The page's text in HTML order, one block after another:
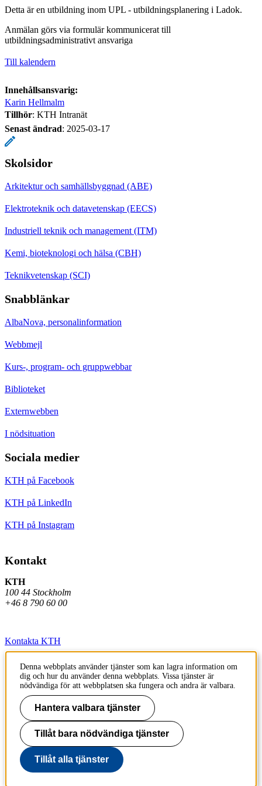
Detta är en utbildning inom UPL - utbildningsplanering i Ladok.
Anmälan görs via formulär kommunicerat till
utbildningsadministrativt ansvariga
Till kalendern
Innehållsansvarig:
Karin Hellmalm
Tillhör: KTH Intranät
Senast ändrad: 2025-03-17
Skolsidor
Arkitektur och samhällsbyggnad (ABE)
Elektroteknik och datavetenskap (EECS)
Industriell teknik och management (ITM)
Kemi, bioteknologi och hälsa (CBH)
Teknikvetenskap (SCI)
Snabblänkar
AlbaNova, personalinformation
Webbmejl
Kurs-, program- och gruppwebbar
Biblioteket
Externwebben
I nödsituation
Sociala medier
KTH på Facebook
KTH på LinkedIn
KTH på Instagram
Kontakt
KTH
100 44 Stockholm
+46 8 790 60 00
Kontakta KTH
Jobba på KTH
Press och media
Faktura och betalning KTH
Om KTH:s webbplatser
Tillgänglighetsredogörelse
Denna webbplats använder tjänster som kan lagra information om
dig och hur du använder denna webbplats. Vissa tjänster är
nödvändiga för att webbplatsen ska fungera och andra är valbara.
Hantera valbara tjänster
Tillåt bara nödvändiga tjänster
Tillåt alla tjänster